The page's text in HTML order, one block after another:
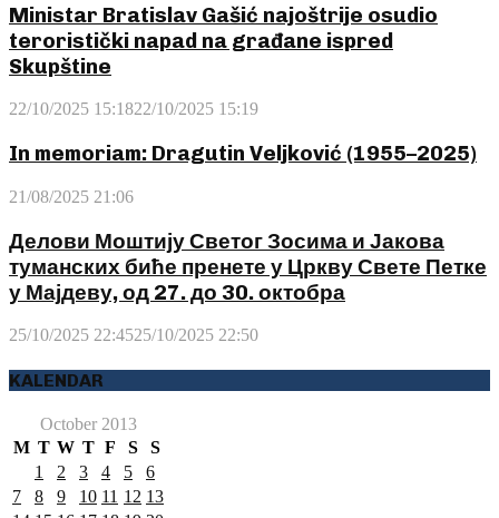
Ministar Bratislav Gašić najoštrije osudio
teroristički napad na građane ispred
Skupštine
22/10/2025 15:1822/10/2025 15:19
In memoriam: Dragutin Veljković (1955–2025)
21/08/2025 21:06
Делови Моштију Светог Зосима и Јакова
туманских биће пренете у Цркву Свете Петке
у Мајдеву, од 27. до 30. октобра
25/10/2025 22:4525/10/2025 22:50
KALENDAR
October 2013
M T W T F S
S
1
2 3 4 5
6
7
8 9 10 11 12 13